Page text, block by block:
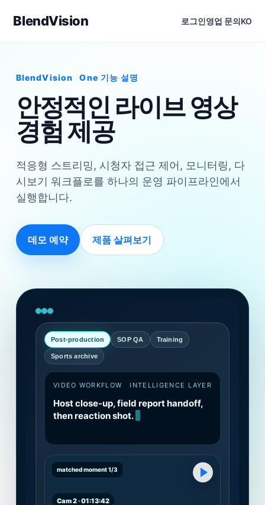
BlendVision 로그인영업 문의KO
BlendVision One 기능 설명
안정적인 라이브 영상
경험 제공
적응형 스트리밍, 시청자 접근 제어, 모니터링, 다
시보기 워크플로를 하나의 운영 파이프라인에서
실행합니다.
데모 예약 제품 살펴보기
Post-production SOP QA Training
Sports archive
VIDEO WORKFLOW INTELLIGENCE LAYER
Host close-up, field report handoff,
then reaction shot.
matched moment 1/3
Cam 2 · 01:13:42